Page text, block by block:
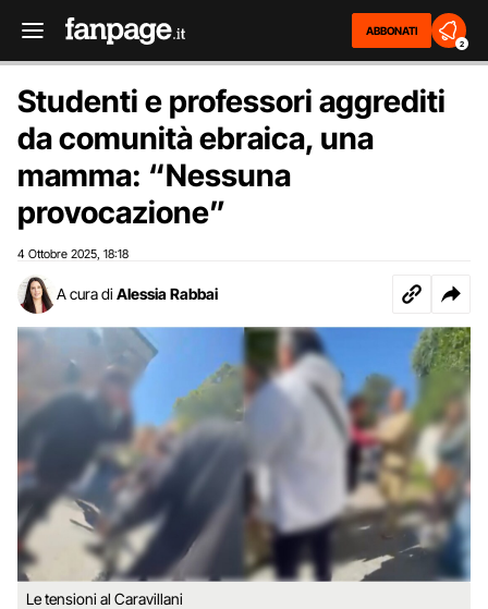
ABBONATI
2
Studenti e professori aggrediti
da comunità ebraica, una
mamma: “Nessuna
provocazione”
4 Ottobre 2025 18:18
A cura di Alessia Rabbai
Le tensioni al Caravillani